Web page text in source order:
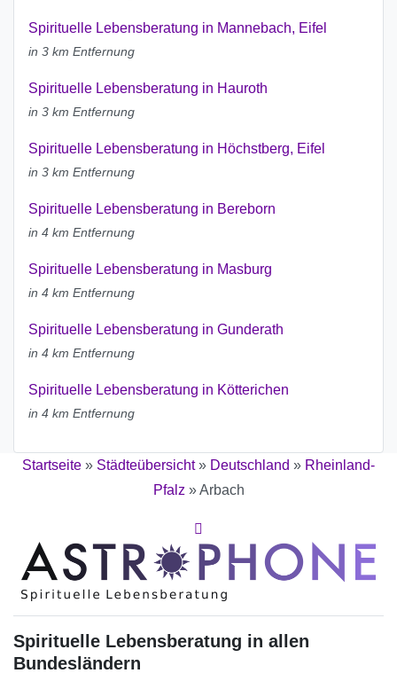
Spirituelle Lebensberatung in Mannebach, Eifel
in 3 km Entfernung
Spirituelle Lebensberatung in Hauroth
in 3 km Entfernung
Spirituelle Lebensberatung in Höchstberg, Eifel
in 3 km Entfernung
Spirituelle Lebensberatung in Bereborn
in 4 km Entfernung
Spirituelle Lebensberatung in Masburg
in 4 km Entfernung
Spirituelle Lebensberatung in Gunderath
in 4 km Entfernung
Spirituelle Lebensberatung in Kötterichen
in 4 km Entfernung
Startseite » Städteübersicht» Deutschland » Rheinland-
Pfalz»Arbach
Spirituelle Lebensberatung in allen
Bundesländern